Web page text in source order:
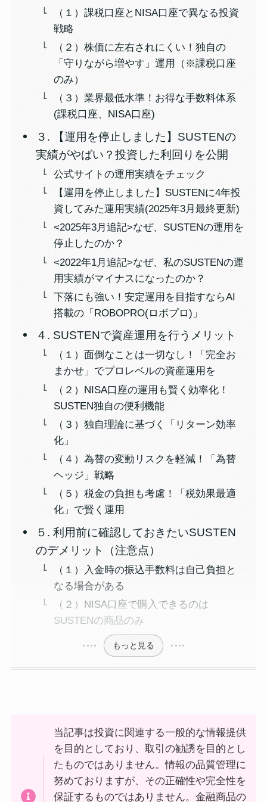
（１）課税口座とNISA口座で異なる投資
戦略
（２）株価に左右されにくい！独自の
「守りながら増やす」運用（※課税口座
のみ）
（３）業界最低水準！お得な手数料体系
(課税口座、NISA口座)
３. 【運用を停止しました】SUSTENの
実績がやばい？投資した利回りを公開
公式サイトの運用実績をチェック
【運用を停止しました】SUSTENに4年投
資してみた運用実績(2025年3月最終更新)
<2025年3月追記>なぜ、SUSTENの運用を
停止したのか？
<2022年1月追記>なぜ、私のSUSTENの運
用実績がマイナスになったのか？
下落にも強い！安定運用を目指すならAI
搭載の「ROBOPRO(ロボプロ)」
４. SUSTENで資産運用を行うメリット
（１）面倒なことは一切なし！「完全お
まかせ」でプロレベルの資産運用を
（２）NISA口座の運用も賢く効率化！
SUSTEN独自の便利機能
（３）独自理論に基づく「リターン効率
化」
（４）為替の変動リスクを軽減！「為替
ヘッジ」戦略
（５）税金の負担も考慮！「税効果最適
化」で賢く運用
５. 利用前に確認しておきたいSUSTEN
のデメリット（注意点）
（１）入金時の振込手数料は自己負担と
なる場合がある
（２）NISA口座で購入できるのは
SUSTENの商品のみ
もっと見る
当記事は投資に関連する一般的な情報提供
を目的としており、取引の勧誘を目的とし
たものではありません。情報の品質管理に
努めておりますが、その正確性や完全性を
保証するものではありません。金融商品の